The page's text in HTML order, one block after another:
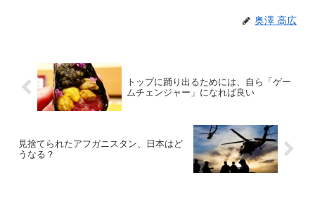
奥澤 高広
トップに踊り出るためには、自ら「ゲー
ムチェンジャー」になれば良い
見捨てられたアフガニスタン、日本はど
うなる？